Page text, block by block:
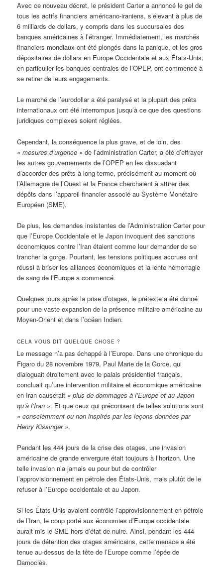
Avec ce nouveau décret, le président Carter a annoncé le gel de
tous les actifs financiers américano-iraniens, s’élevant à plus de
6 milliards de dollars, y compris dans les succursales des
banques américaines à l’étranger. Immédiatement, les marchés
financiers mondiaux ont été plongés dans la panique, et les gros
dépositaires de dollars en Europe Occidentale et aux États-Unis,
en particulier les banques centrales de l’OPEP, ont commencé à
se retirer de leurs engagements.
Le marché de l’eurodollar a été paralysé et la plupart des prêts
internationaux ont été interrompus jusqu’à ce que des questions
juridiques complexes soient réglées.
Cependant, la conséquence la plus grave, et de loin, des
« mesures d’urgence » de l’administration Carter, a été d’effrayer
les autres gouvernements de l’OPEP en les dissuadant
d’accorder des prêts à long terme, précisément au moment où
l’Allemagne de l’Ouest et la France cherchaient à attirer des
dépôts dans l’appareil financier associé au Système Monétaire
Européen (SME).
De plus, les demandes insistantes de l’Administration Carter pour
que l’Europe Occidentale et le Japon invoquent des sanctions
économiques contre l’Iran étaient comme leur demander de se
trancher la gorge. Pourtant, les tensions politiques accrues ont
réussi à briser les alliances économiques et la lente hémorragie
de sang de l’Europe a commencé.
Quelques jours après la prise d’otages, le prétexte a été donné
pour une vaste expansion de la présence militaire américaine au
Moyen-Orient et dans l’océan Indien.
CELA VOUS DIT QUELQUE CHOSE ?
Le message n’a pas échappé à l’Europe. Dans une chronique du
Figaro du 28 novembre 1979, Paul Marie de la Gorce, qui
dialoguait étroitement avec le palais présidentiel français,
concluait qu’une intervention militaire et économique américaine
en Iran causerait « plus de dommages à l’Europe et au Japon
qu’à l’Iran ». Et que ceux qui préconisent de telles solutions sont
« consciemment ou non inspirés par les leçons données par
Henry Kissinger ».
Pendant les 444 jours de la crise des otages, une invasion
américaine de grande envergure était toujours à l’horizon. Une
telle invasion n’a jamais eu pour but de contrôler
l’approvisionnement en pétrole des États-Unis, mais plutôt de le
refuser à l’Europe occidentale et au Japon.
Si les États-Unis avaient contrôlé l’approvisionnement en pétrole
de l’Iran, le coup porté aux économies d’Europe occidentale
aurait mis le SME hors d’état de nuire. Ainsi, pendant les 444
jours de détention des otages américains, cette menace a été
tenue au-dessus de la tête de l’Europe comme l’épée de
Damoclès.